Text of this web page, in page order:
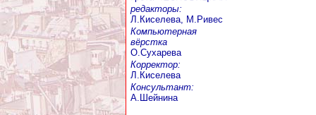
редакторы:
Л.Киселева, М.Ривес
Компьютерная
вёрстка
О.Сухарева
Корректор:
Л.Киселева
Консультант:
А.Шейнина